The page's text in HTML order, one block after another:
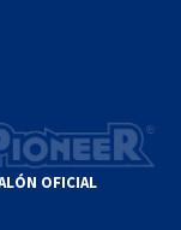
OFICIAL